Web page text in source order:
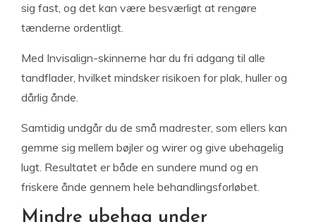
sig fast, og det kan være besværligt at rengøre
tænderne ordentligt.
Med Invisalign-skinnerne har du fri adgang til alle
tandflader, hvilket mindsker risikoen for plak, huller og
dårlig ånde.
Samtidig undgår du de små madrester, som ellers kan
gemme sig mellem bøjler og wirer og give ubehagelig
lugt. Resultatet er både en sundere mund og en
friskere ånde gennem hele behandlingsforløbet.
Mindre ubehag under